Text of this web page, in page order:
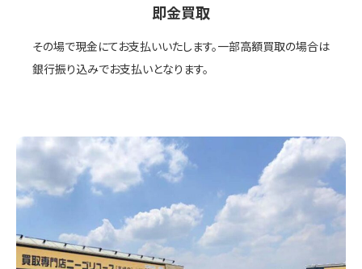
即金買取
その場で現金にてお支払いいたします。一部高額買取の場合は
銀行振り込みでお支払いとなります。